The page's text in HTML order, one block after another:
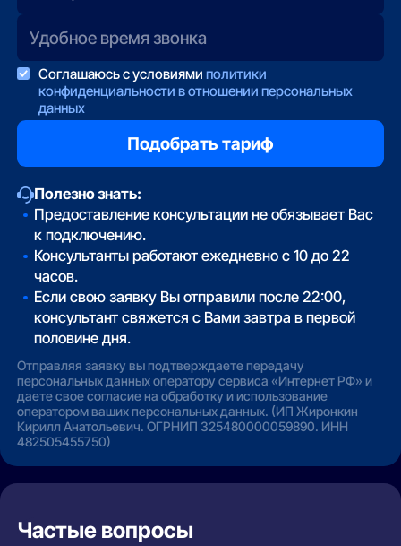
Соглашаюсь с условиями политики
конфиденциальности в отношении персональных
данных
Полезно знать:
Предоставление консультации не обязывает Вас
к подключению.
Консультанты работают ежедневно с 10 до 22
часов.
Если свою заявку Вы отправили после 22:00,
консультант свяжется с Вами завтра в первой
половине дня.
Отправляя заявку вы подтверждаете передачу
персональных данных оператору сервиса «Интернет РФ» и
даете свое согласие на обработку и использование
оператором ваших персональных данных. (ИП Жиронкин
Кирилл Анатольевич. ОГРНИП 325480000059890. ИНН
482505455750)
Частые вопросы